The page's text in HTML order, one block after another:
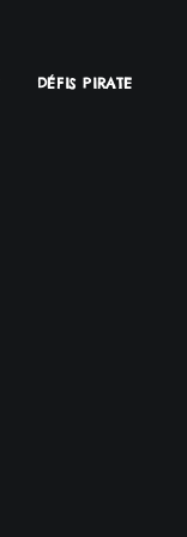
DÉFIS PIRATE